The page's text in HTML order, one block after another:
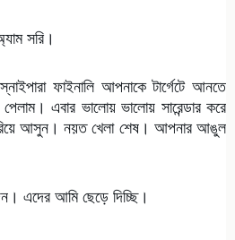
সরি।
ফাইনালি আপনাকে টার্গেটে আনতে
এবার ভালোয় ভালোয় সারেন্ডার করে
আসুন। নয়ত খেলা শেষ। আপনার আঙুল
এদের আমি ছেড়ে দিচ্ছি।